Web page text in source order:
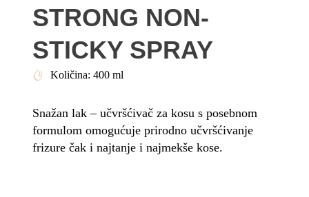
STRONG NON-
STICKY SPRAY
Količina: 400 ml
Snažan lak – učvršćivač za kosu s posebnom
formulom omogućuje prirodno učvršćivanje
frizure čak i najtanje i najmekše kose.